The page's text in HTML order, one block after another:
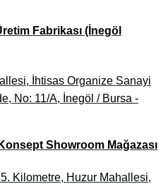
Fabrikası (İnegöl
İhtisas Organize Sanayi
No: 11/A, İnegöl / Bursa -
Showroom Mağazası
Kilometre, Huzur Mahallesi,